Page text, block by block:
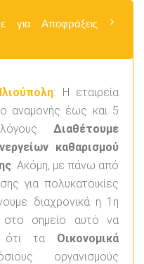
για Αποφράξεις
: Η εταιρεία
αναμονής έως και 5
Διαθέτουμε
καθαρισμού
. Ακόμη, με πάνω από
για πολυκατοικίες
διαχρονικά η 1η
σημείο αυτό να
ότι τα Οικονομικά
οργανισμούς